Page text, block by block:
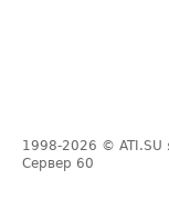
1998-2026 © ATI.SU
Сервер 60